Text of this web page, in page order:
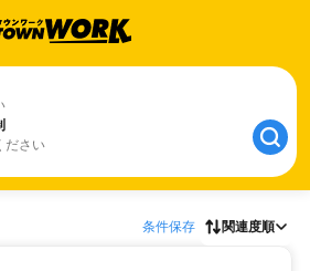
ださい
条件保存 関連度順